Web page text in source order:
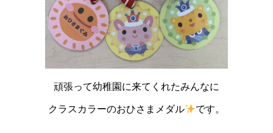
頑張って幼稚園に来てくれたみんなに
クラスカラーのおひさまメダル です。